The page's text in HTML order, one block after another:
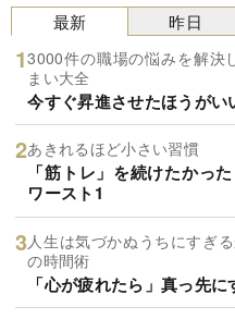
最新
3000件の職場の悩みを解決
まい大全
今すぐ昇進させたほうがい
あきれるほど小さい習慣
「筋トレ」を続けたかっ
ワースト1
人生は気づかぬうちにすぎ
の時間術
「心が疲れたら」真っ先
昨日